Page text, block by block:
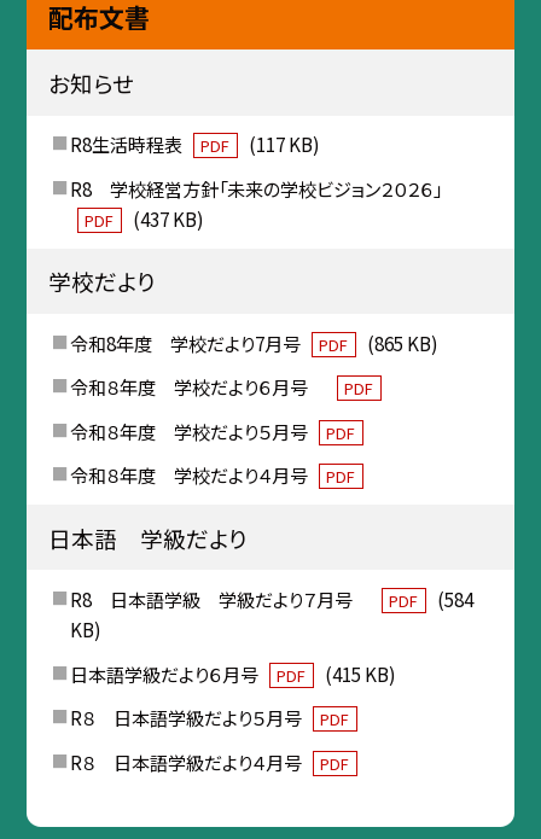
配布文書
お知らせ
R8生活時程表 PDF
(117 KB)
R8 学校経営方針「未来の学校ビジョン２０２６」
PDF (437 KB)
学校だより
令和8年度 学校だより7月号 PDF
(865 KB)
令和８年度 学校だより６月号
PDF
令和８年度 学校だより５月号 PDF
令和８年度 学校だより４月号 PDF
日本語 学級だより
R8 日本語学級 学級だより７月号 PDF
(584
KB)
日本語学級だより６月号
PDF
(415 KB)
R８ 日本語学級だより５月号
PDF
R８ 日本語学級だより４月号 PDF